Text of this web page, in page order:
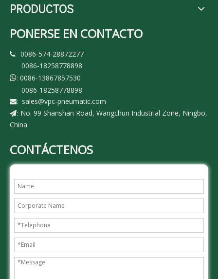
PRODUCTOS
PONERSE EN CONTACTO
: 0086-574-28872277
0086-18258778898
: 0086-13867857530
0086-18258778898
: sales@vpc-pneumatic.com
: No. 99 Shanshan Road, Wangchun Industrial Zone, Ningbo,
China
CONTÁCTENOS